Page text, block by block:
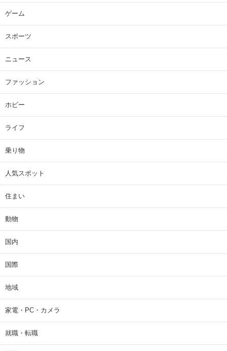
ゲーム
スポーツ
ニュース
ファッション
ホビー
ライフ
乗り物
人気スポット
住まい
動物
国内
国際
地域
家電・PC・カメラ
就職・転職